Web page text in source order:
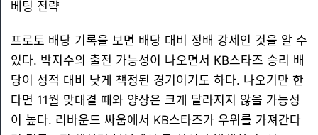
베팅 전략
프로토 배당 기록을 보면 배당 대비 정배 강세인 것을 알 수
있다. 박지수의 출전 가능성이 나오면서 KB스타즈 승리 배
당이 성적 대비 낮게 책정된 경기이기도 하다. 나오기만 한
다면 11월 맞대결 때와 양상은 크게 달라지지 않을 가능성
이 높다. 리바운드 싸움에서 KB스타즈가 우위를 가져간다